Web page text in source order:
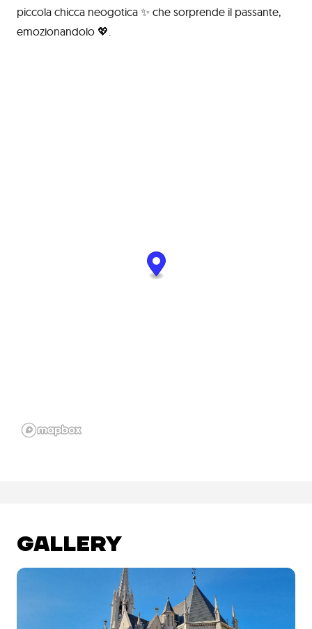
piccola chicca neogotica ✨ che sorprende il passante,
emozionandolo 💖.
GALLERY